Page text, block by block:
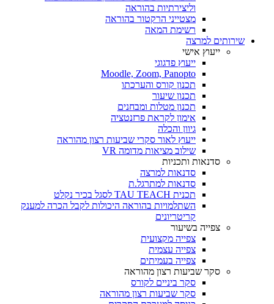
וליצירתיות בהוראה
מצטייני הרקטור בהוראה
רשימת המאה
שירותים למרצה
ייעוץ אישי
ייעוץ פדגוגי
Moodle, Zoom, Panopto
תכנון קורס והערכתו
תכנון שיעור
תכנון מטלות ומבחנים
אימון לקראת פרזנטציה
גיוון והכלה
ייעוץ לאור סקרי שביעות רצון מהוראה
שילוב מציאות מדומה VR
סדנאות ותכניות
סדנאות למרצה
סדנאות למתרגל.ת
תכנית TAU TEACH לסגל בכיר נקלט
השתלמויות בהוראה היכולות לקבל הכרה למענק
קריטריונים
צפייה בשיעור
צפייה מקצועית
צפייה עצמית
צפייה בעמיתים
סקר שביעות רצון מהוראה
סקר ביניים לקורס
סקר שביעות רצון מהוראה